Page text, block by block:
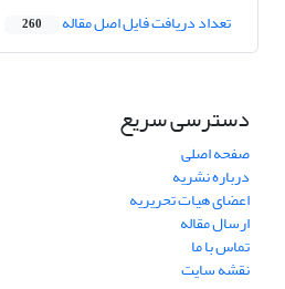
تعداد دریافت فایل اصل مقاله 260
دسترسی سریع
صفحه اصلی
درباره نشریه
اعضای هیات تحریریه
ارسال مقاله
تماس با ما
نقشه سایت